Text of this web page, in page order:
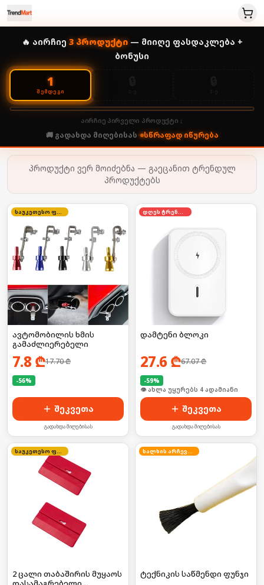
🔥 აირჩიე 3პროდუქტი— მიიღე ფასდაკლება +
ბონუსი
1
ᲨᲔᲛᲓᲔᲒᲘ
აირჩიე პირველი პროდუქტი ↓
🚚 გადახდა მიღებისას• სწრაფად იწურება
პროდუქტი ვერ მოიძებნა — გაეცანით ტრენდულ
პროდუქტებს
საუკეთესო ფასი
ავტომობილის ხმის
გამაძლიერებელი
7.8 ₾17.70₾
-56%
შეკვეთა
გადახდა მიღებისას
დღეს ტრენდში
დამტენი ბლოკი
27.6 ₾67.07₾
-59%
🛒 ბოლო 24სთ-ში იყიდა 2-მა
შეკვეთა
გადახდა მიღებისას
საუკეთესო ფასი
2 ცალი თაბაშირის მუყაოს
ხალხის არჩევანი
ტექნიკის საწმენდი ფუნჯი